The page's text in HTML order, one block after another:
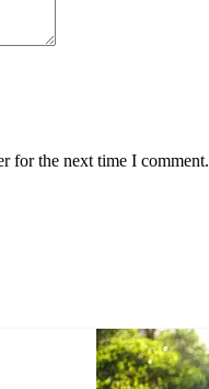
for the next time I comment.